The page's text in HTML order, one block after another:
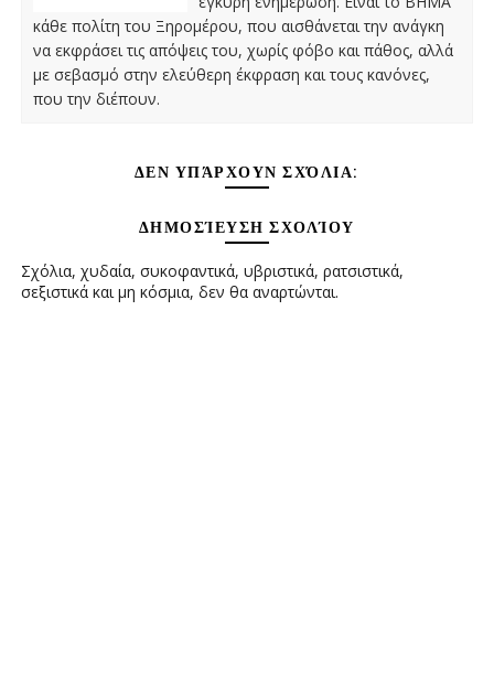
κάθε πολίτη του Ξηρομέρου, που αισθάνεται την ανάγκη
να εκφράσει τις απόψεις του, χωρίς φόβο και πάθος, αλλά
με σεβασμό στην ελεύθερη έκφραση και τους κανόνες,
που την διέπουν.
ΔΕΝ ΥΠΆΡΧΟΥΝ ΣΧΌΛΙΑ:
ΔΗΜΟΣΊΕΥΣΗ ΣΧΟΛΊΟΥ
Σχόλια, χυδαία, συκοφαντικά, υβριστικά, ρατσιστικά,
σεξιστικά και μη κόσμια, δεν θα αναρτώνται.